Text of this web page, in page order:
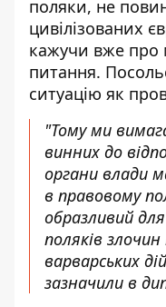
поляки, не
цивілізованих
кажучи вже про
питання.
ситуацію як
"Тому ми
винних до
органи влади
в правовому
образливий
поляків
варварських
зазначили в